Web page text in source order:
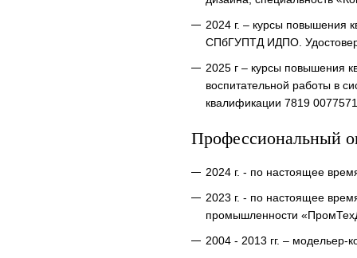
2024 г. – курсы повышения
СПбГУПТД ИДПО.
2025 г – курсы повышения
воспитательной работы в
квалификации 7819
Профессиональный
2024 г. - по настоящее
2023 г. - по настоящее
промышленности
2004 - 2013 гг. – модельер-